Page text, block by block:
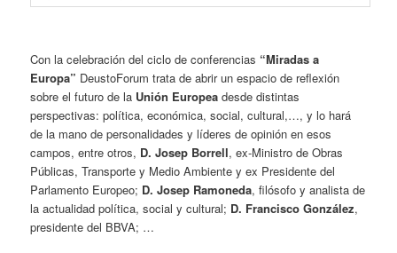
Con la celebración del ciclo de conferencias “Miradas a
Europa” DeustoForum trata de abrir un espacio de reflexión
sobre el futuro de la Unión Europea desde distintas
perspectivas: política, económica, social, cultural,…, y lo hará
de la mano de personalidades y líderes de opinión en esos
campos, entre otros, D. Josep Borrell, ex-Ministro de Obras
Públicas, Transporte y Medio Ambiente y ex Presidente del
Parlamento Europeo; D. Josep Ramoneda, filósofo y analista de
la actualidad política, social y cultural; D. Francisco González,
presidente del BBVA; …